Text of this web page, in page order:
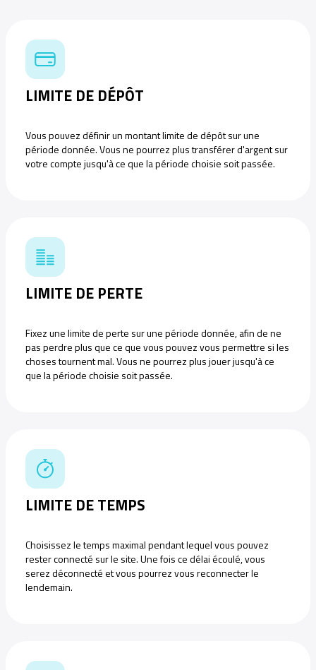
LIMITE DE DÉPÔT
Vous pouvez définir un montant limite de dépôt sur une
période donnée. Vous ne pourrez plus transférer d'argent sur
votre compte jusqu'à ce que la période choisie soit passée.
LIMITE DE PERTE
Fixez une limite de perte sur une période donnée, afin de ne
pas perdre plus que ce que vous pouvez vous permettre si les
choses tournent mal. Vous ne pourrez plus jouer jusqu'à ce
que la période choisie soit passée.
LIMITE DE TEMPS
Choisissez le temps maximal pendant lequel vous pouvez
rester connecté sur le site. Une fois ce délai écoulé, vous
serez déconnecté et vous pourrez vous reconnecter le
lendemain.